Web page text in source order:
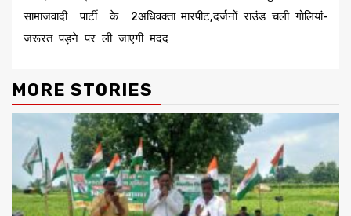
सामाजवादी पार्टी के 2अधिवक्ता
जरूरत पड़ने पर ली जाएगी मदद
मारपीट,दर्जनों राउंड चली गोलियां-
MORE STORIES